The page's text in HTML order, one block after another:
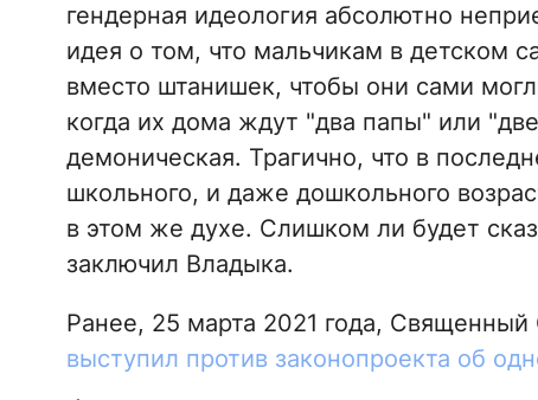
гендерная идеология абсолютно
идея о том, что мальчикам в детском
вместо штанишек, чтобы они сами
когда их дома ждут "два папы" или
демоническая. Трагично, что в
школьного, и даже дошкольного
в этом же духе. Слишком ли будет
заключил Владыка.
Ранее, 25 марта 2021 года,
выступил против законопроекта об